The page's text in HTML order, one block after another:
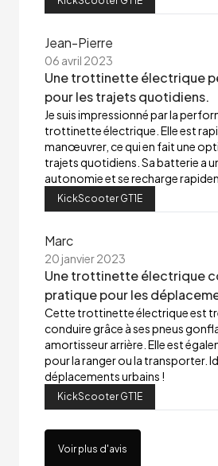
Jean-Pierre
06 avril 2023
Une trottinette électrique
pour les trajets quotidiens.
Je suis impressionné par la
trottinette électrique. Elle est
manœuvrer, ce qui en fait une
trajets quotidiens. Sa batterie a
autonomie et se recharge
KickScooter GT1E
Marc
20 janvier 2023
Une trottinette électrique
pratique pour les
Cette trottinette électrique est
conduire grâce à ses pneus
amortisseur arrière. Elle est
pour la ranger ou la transporter.
déplacements urbains !
KickScooter GT1E
Voir plus d'avis